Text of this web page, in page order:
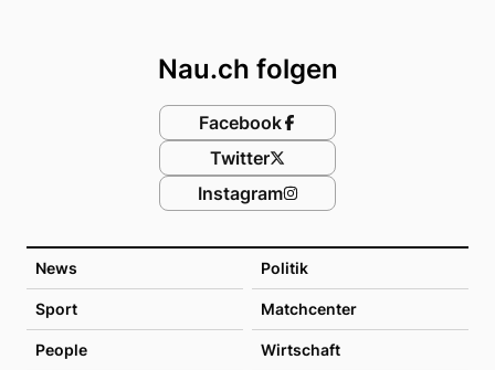
News Politik
Sport Matchcenter
People Wirtschaft
Nau.ch folgen
Facebook
Twitter
Instagram